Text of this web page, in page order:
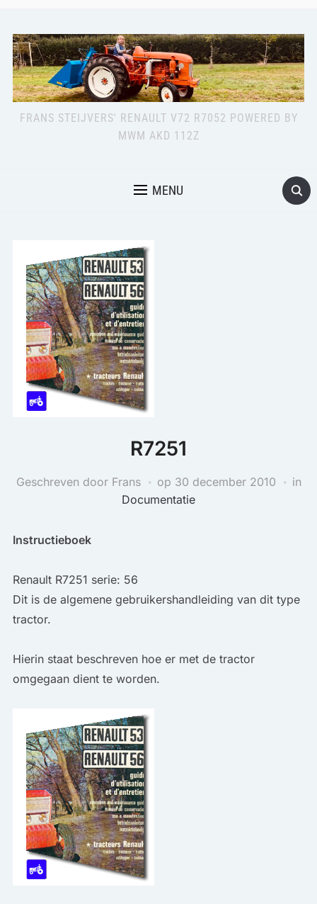
FRANS STEIJVERS' RENAULT V72 R7052 POWERED BY
MWM AKD 112Z
MENU
R7251
Geschreven door Frans op 30 december 2010
in
Documentatie
Instructieboek
Renault R7251 serie: 56
Dit is de algemene gebruikershandleiding van dit type
tractor.
Hierin staat beschreven hoe er met de tractor
omgegaan dient te worden.